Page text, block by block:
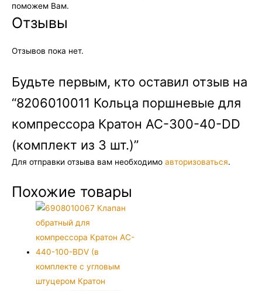
поможем Вам.
Отзывы
Отзывов пока нет.
Будьте первым, кто оставил отзыв на
“8206010011 Кольца поршневые для
компрессора Кратон AC-300-40-DD
(комплект из 3 шт.)”
Для отправки отзыва вам необходимо авторизоваться.
Похожие товары